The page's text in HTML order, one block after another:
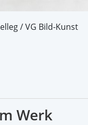
/ VG Bild-Kunst
Werk